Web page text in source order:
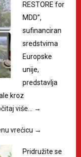
RESTORE for
MDD”,
sufinanciran
sredstvima
Europske
unije,
predstavlja
kroz
više… →
vrećicu →
Pridružite se